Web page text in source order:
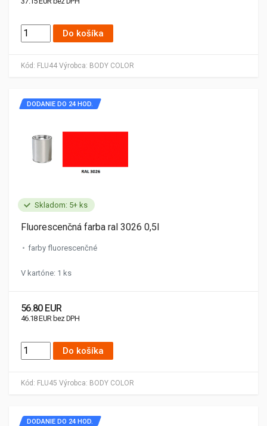
Kód: FLU44 Výrobca: BODY COLOR
Do košíka
Skladom: 5+ ks
Kód: FLU45 Výrobca: BODY COLOR
DODANIE DO 24 HOD.
Fluorescenčná farba ral 3026 0,5l
farby fluorescenčné
V kartóne: 1 ks
56.80 EUR
46.18 EUR bez DPH
Do košíka
DODANIE DO 24 HOD.